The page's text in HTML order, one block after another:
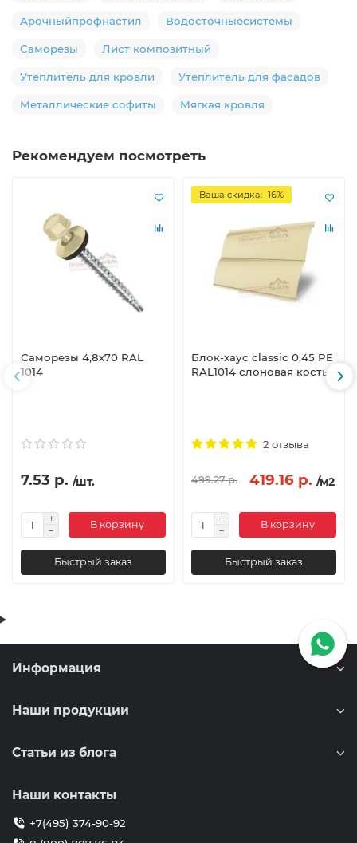
Арочныйпрофнастил Водосточныесистемы
Саморезы Лист композитный
Утеплитель для кровли Утеплитель для фасадов
Металлические софиты Мягкая кровля
Рекомендуем посмотреть
Саморезы 4,8х70 RAL
1014
7.53 р. /шт.
В корзину
Быстрый заказ
Ваша скидка: -16%
Блок-хаус classic 0,45 PE
RAL1014 слоновая кость
2 отзыва
499.27 р. 419.16 р. /м2
В корзину
Быстрый заказ
Информация
Наши продукции
Статьи из блога
Наши контакты
+7(495) 374-90-92